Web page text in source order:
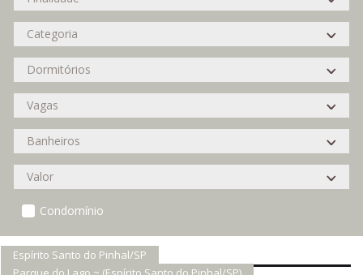
Condomínio
Espírito Santo do Pinhal/SP